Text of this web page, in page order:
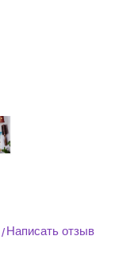
/Написать отзыв